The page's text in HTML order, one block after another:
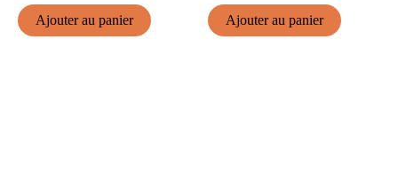
Ajouter au panier Ajouter au panier